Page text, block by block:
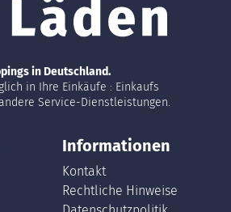
in Deutschland.
in Ihre Einkäufe : Einkaufs
Service-Dienstleistungen.
Informationen
Kontakt
Rechtliche Hinweise